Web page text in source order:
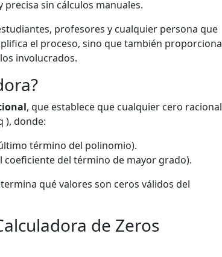
sin cálculos manuales.
profesores y cualquier persona que
el proceso, sino que también proporciona
involucrados.
, que establece que cualquier cero racional
), donde:
término del polinomio).
coeficiente del término de mayor grado).
qué valores son ceros válidos del
de Zeros